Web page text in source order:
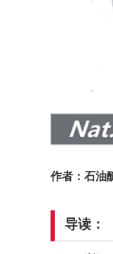
作者：石油
导读：